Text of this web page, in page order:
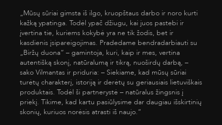
„Mūsų sūriai gimsta iš ilgo, kruopštaus darbo ir noro kurti
kažką ypatinga. Todėl ypač džiugu, kai juos pastebi ir
įvertina tie, kuriems kokybė yra ne tik žodis, bet ir
kasdienis įsipareigojimas. Pradedame bendradarbiauti su
„Biržų duona“ – gamintoja, kuri, kaip ir mes, vertina
autentišką skonį, natūralumą ir tikrą, nuoširdų darbą, –
sako Vilmantas ir priduria: – Siekiame, kad mūsų sūriai
turėtų charakterį, istoriją ir derėtų su geriausiais lietuviškais
produktais. Todėl ši partnerystė – natūralus žingsnis į
priekį. Tikime, kad kartu pasiūlysime dar daugiau išskirtinių
skonių, kuriuos norėsis atrasti iš naujo.“